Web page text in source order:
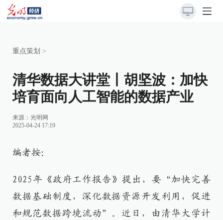
重点策划 >
清华数据大讲堂丨胡坚波：加快
培育面向人工智能的数据产业
来源： 光明网
2025-04-24 17:19
编者按：
2025年《政府工作报告》提出，要“加快完善
数据基础制度，深化数据资源开发利用，促进
和规范数据跨境流动”。近日，由清华大学计